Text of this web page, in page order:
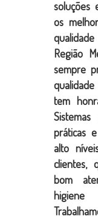
soluções
os
Região
sempre
tem
práticas
alto
clientes,
bom